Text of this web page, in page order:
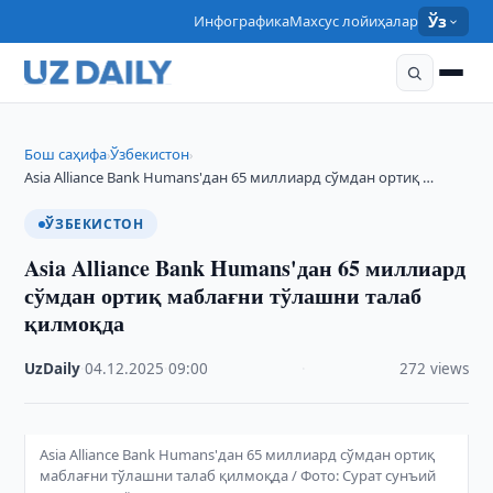
ИнфографикаМахсус лойиҳалар Ўз
Бош саҳифа›Ўзбекистон›
Asia Alliance Bank Humans'дан 65 миллиард сўмдан ортиқ …
ЎЗБЕКИСТОН
Asia Alliance Bank Humans'дан 65 миллиард
сўмдан ортиқ маблағни тўлашни талаб
қилмоқда
UzDaily ·04.12.2025 ·09:00 272 views
Asia Alliance Bank Humans'дан 65 миллиард сўмдан ортиқ
маблағни тўлашни талаб қилмоқда / Фото: Сурат сунъий